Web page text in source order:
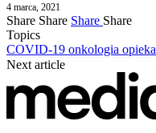
4 marca, 2021
Share Share Share Share
Topics
COVID-19 onkologia opieka
Next article